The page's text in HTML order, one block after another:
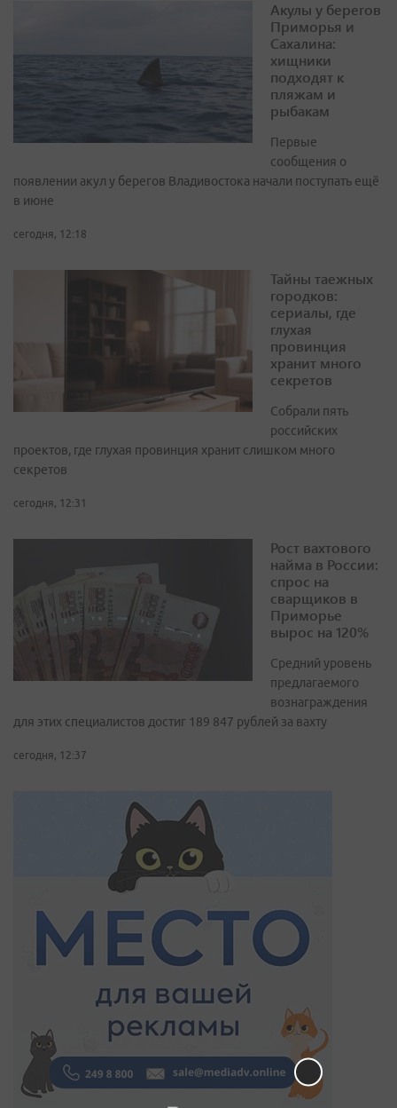
Акулы у берегов
Приморья и
Сахалина:
хищники
подходят к
пляжам и
рыбакам
Первые
сообщения о
появлении акул у берегов Владивостока начали поступать ещё
в июне
сегодня, 12:18
Тайны таежных
городков:
сериалы, где
глухая
провинция
хранит много
секретов
Собрали пять
российских
проектов, где глухая провинция хранит слишком много
секретов
сегодня, 12:31
Рост вахтового
найма в России:
спрос на
сварщиков в
Приморье
вырос на 120%
Средний уровень
предлагаемого
вознаграждения
для этих специалистов достиг 189 847 рублей за вахту
сегодня, 12:37